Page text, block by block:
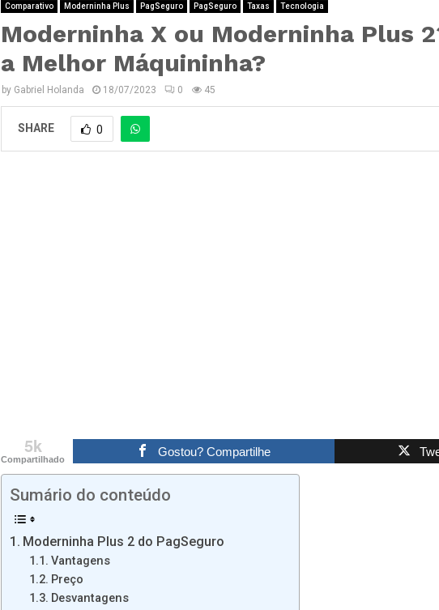
Comparativo Moderninha Plus PagSeguro PagSeguro Taxas Tecnologia
Moderninha X ou Moderninha Plus
a Melhor Máquininha?
by Gabriel Holanda 18/07/2023 0 45
SHARE 0
5k
Compartilhado
Gostou? Compartilhe
Sumário do conteúdo
Moderninha Plus 2 do PagSeguro
Vantagens
Preço
Desvantagens